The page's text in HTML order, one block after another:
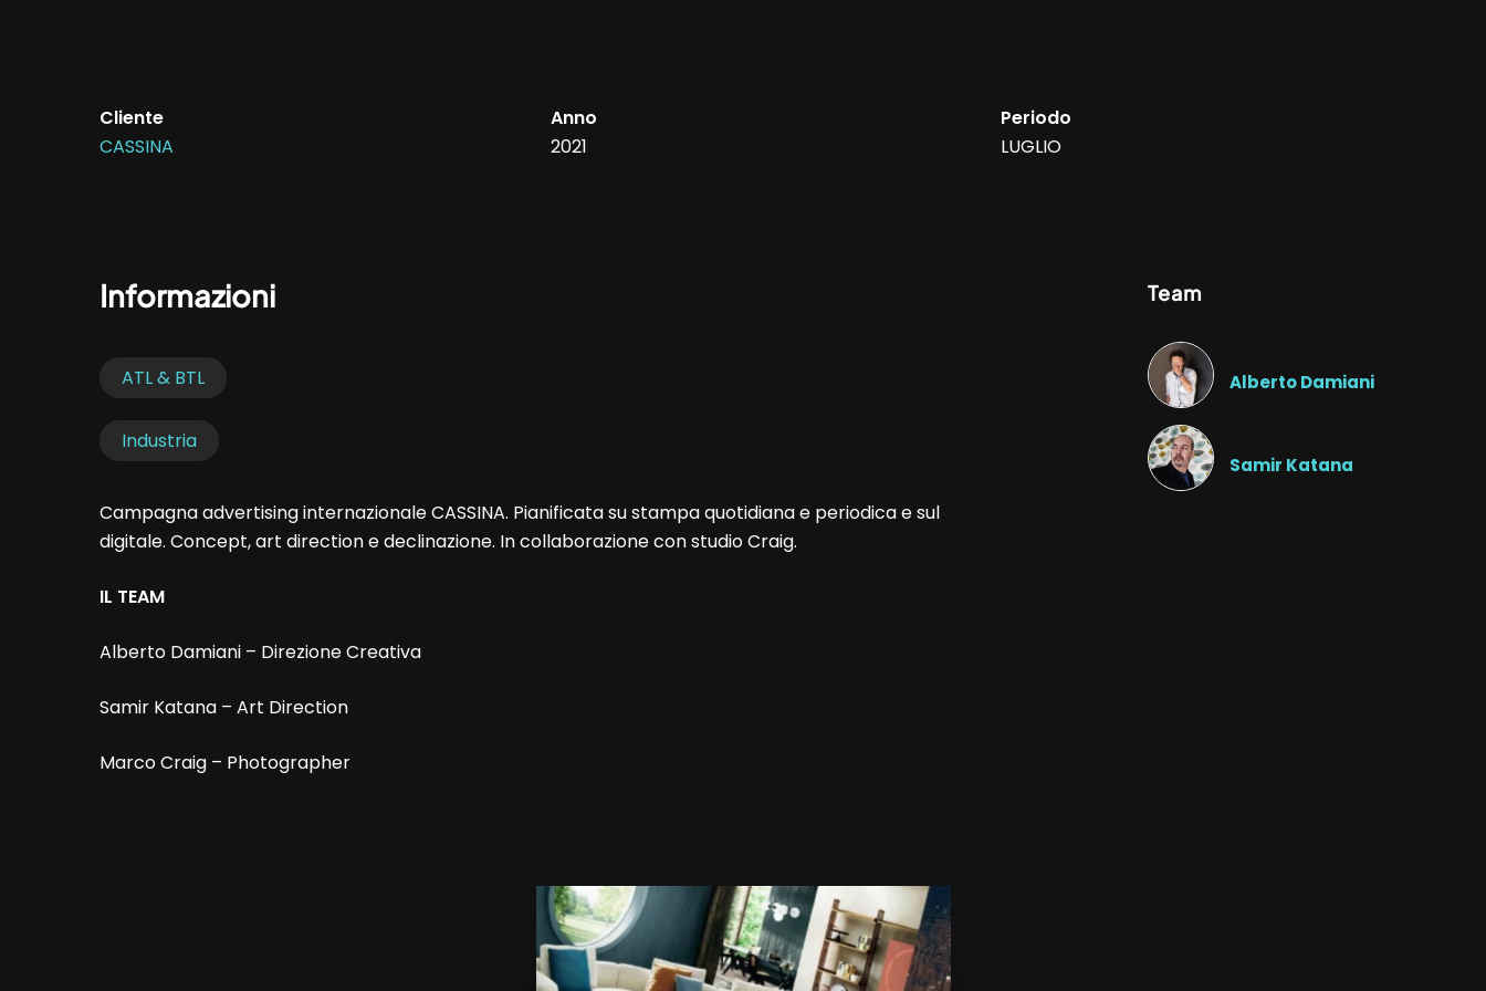
Cliente
CASSINA
Anno
2021
Periodo
LUGLIO
Informazioni
ATL & BTL
Industria
Campagna advertising internazionale CASSINA. Pianificata su stampa quotidiana e periodica e sul
digitale. Concept, art direction e declinazione. In collaborazione con studio Craig.
IL TEAM
Alberto Damiani – Direzione Creativa
Samir Katana – Art Direction
Marco Craig – Photographer
Team
Alberto Damiani
Samir Katana